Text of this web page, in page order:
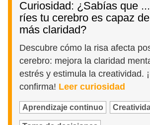
Curiosidad: ¿Sabías que
ríes tu cerebro es capaz
más claridad?
Descubre cómo la risa afecta
cerebro: mejora la claridad
estrés y estimula la creatividad.
confirma! Leer curiosidad
Aprendizaje continuo